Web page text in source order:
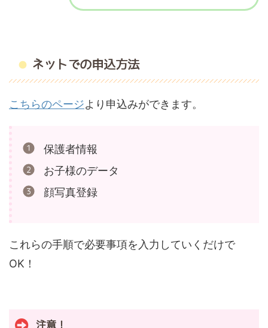
ネットでの申込方法
こちらのページより申込みができます。
保護者情報
お子様のデータ
顔写真登録
これらの手順で必要事項を入力していくだけで
OK！
注意！